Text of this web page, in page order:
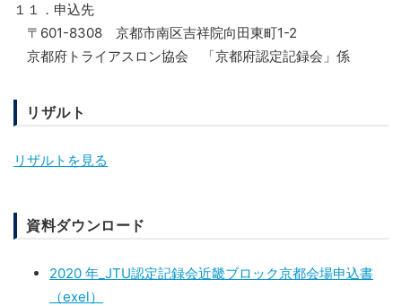
１１．申込先
〒601-8308 京都市南区吉祥院向田東町1-2
京都府トライアスロン協会 「京都府認定記録会」係
リザルト
リザルトを見る
資料ダウンロード
2020 年_JTU認定記録会近畿ブロック京都会場申込書
（exel）